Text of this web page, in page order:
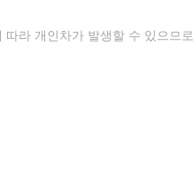
라 개인차가 발생할 수 있으므로,